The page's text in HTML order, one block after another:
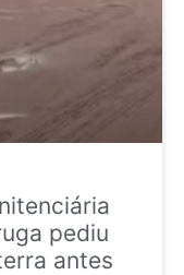
pediu
antes